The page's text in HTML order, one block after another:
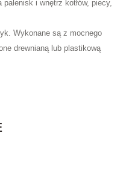
i wnętrz kotłów, piecy,
Wykonane są z mocnego
drewnianą lub plastikową